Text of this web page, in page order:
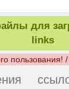
для
links
пользования!